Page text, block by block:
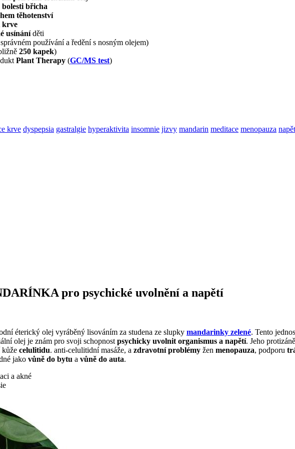
bolesti břicha
těhotenství
krve
usínáníděti
používání a ředění s nosným olejem)
250 kapek)
Plant Therapy (GC/MS test)
krve dyspepsia gastralgie hyperaktivita insomnie jizvy mandarin meditace menopauza
pro psychické uvolnění a napětí
éterický olej vyráběný lisováním za studena ze slupky mandarinky zelené. Tento
olej je znám pro svoji schopnost psychicky uvolnit organismus a napětí. Jeho
kůže celulitidu. anti-celulitidní masáže, a zdravotní problémy žen menopauza, podporu
jako vůně do bytu a vůně do auta.